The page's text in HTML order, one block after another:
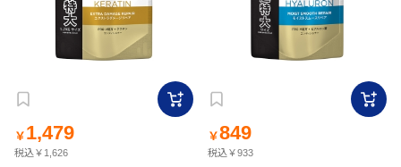
￥ 1,479
税込￥1,626
￥849
税込￥933